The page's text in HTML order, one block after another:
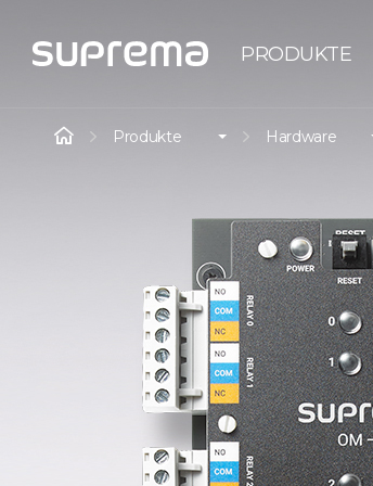
PRODUKTE
Produkte Hardware